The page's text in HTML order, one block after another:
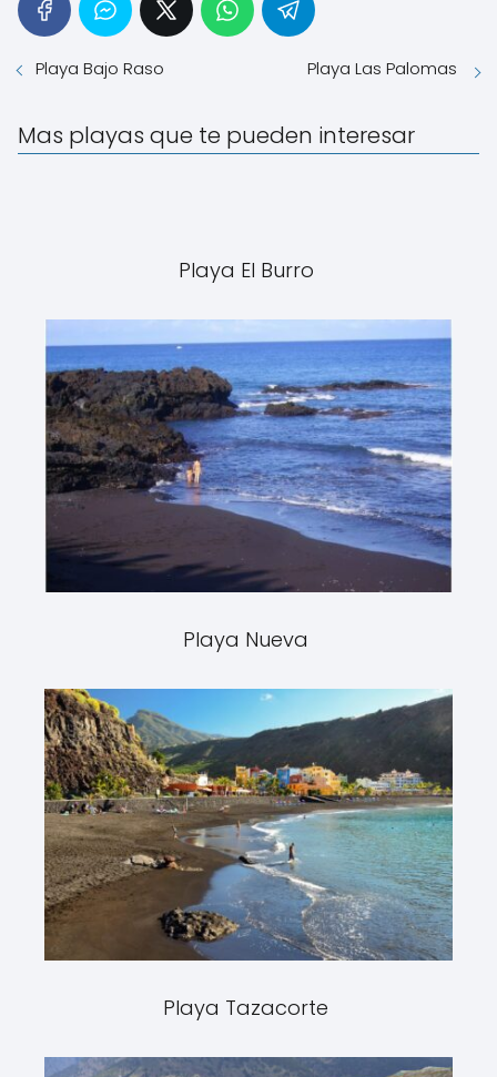
Playa Bajo Raso Playa Las Palomas
Mas playas que te pueden interesar
Playa El Burro
Playa Nueva
Playa Tazacorte